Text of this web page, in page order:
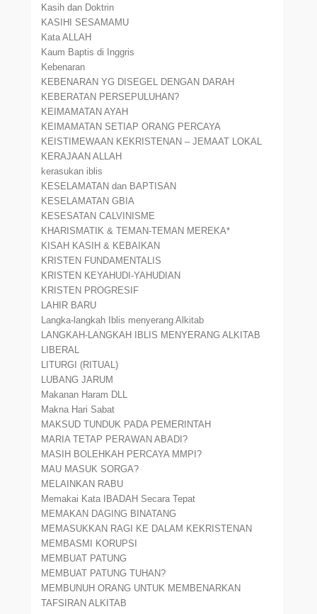
Kasih dan Doktrin
KASIHI SESAMAMU
Kata ALLAH
Kaum Baptis di Inggris
Kebenaran
KEBENARAN YG DISEGEL DENGAN DARAH
KEBERATAN PERSEPULUHAN?
KEIMAMATAN AYAH
KEIMAMATAN SETIAP ORANG PERCAYA
KEISTIMEWAAN KEKRISTENAN – JEMAAT LOKAL
KERAJAAN ALLAH
kerasukan iblis
KESELAMATAN dan BAPTISAN
KESELAMATAN GBIA
KESESATAN CALVINISME
KHARISMATIK & TEMAN-TEMAN MEREKA*
KISAH KASIH & KEBAIKAN
KRISTEN FUNDAMENTALIS
KRISTEN KEYAHUDI-YAHUDIAN
KRISTEN PROGRESIF
LAHIR BARU
Langka-langkah Iblis menyerang Alkitab
LANGKAH-LANGKAH IBLIS MENYERANG ALKITAB
LIBERAL
LITURGI (RITUAL)
LUBANG JARUM
Makanan Haram DLL
Makna Hari Sabat
MAKSUD TUNDUK PADA PEMERINTAH
MARIA TETAP PERAWAN ABADI?
MASIH BOLEHKAH PERCAYA MMPI?
MAU MASUK SORGA?
MELAINKAN RABU
Memakai Kata IBADAH Secara Tepat
MEMAKAN DAGING BINATANG
MEMASUKKAN RAGI KE DALAM KEKRISTENAN
MEMBASMI KORUPSI
MEMBUAT PATUNG
MEMBUAT PATUNG TUHAN?
MEMBUNUH ORANG UNTUK MEMBENARKAN
TAFSIRAN ALKITAB